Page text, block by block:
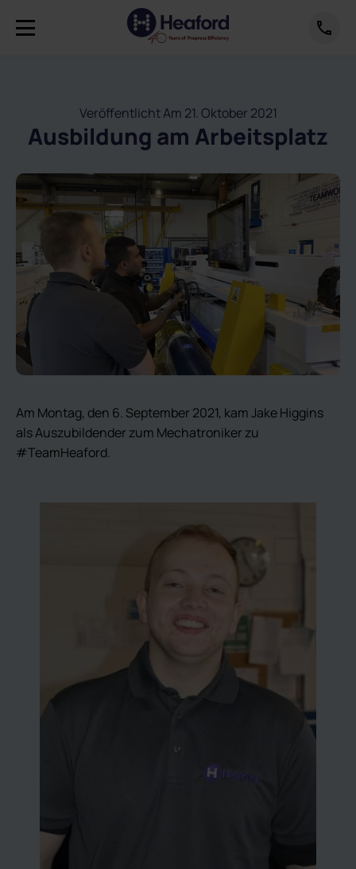
Veröffentlicht Am 21. Oktober 2021
Ausbildung am Arbeitsplatz
Am Montag, den 6. September 2021, kam Jake Higgins
als Auszubildender zum Mechatroniker zu
#TeamHeaford.